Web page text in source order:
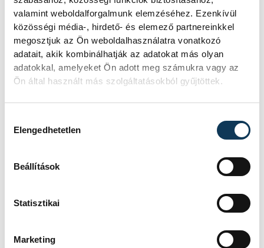
valamint weboldalforgalmunk elemzéséhez. Ezenkívül
közösségi média-, hirdető- és elemező partnereinkkel
megosztjuk az Ön weboldalhasználatra vonatkozó
adatait, akik kombinálhatják az adatokat más olyan
adatokkal, amelyeket Ön adott meg számukra vagy az
Ön által használt más szolgáltatásokból gyűjtöttek.
Elengedhetetlen
Beállítások
Statisztikai
Marketing
együttműködésekben is. Így pedig a
kreatív ipar nemcsak otthonra lel itt,
hanem egy olyan biztos bázist is ad,
amelyből aztán tovább fejlődhet.